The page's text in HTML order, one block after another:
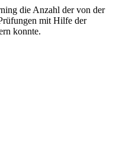
die Anzahl der von der
mit Hilfe der
konnte.